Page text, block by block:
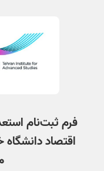
فرم ثبت‌نام
اقتصاد